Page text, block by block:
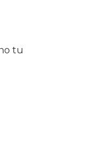
tu